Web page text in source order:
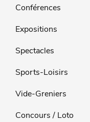
Conférences
Expositions
Spectacles
Sports-Loisirs
Vide-Greniers
Concours / Loto